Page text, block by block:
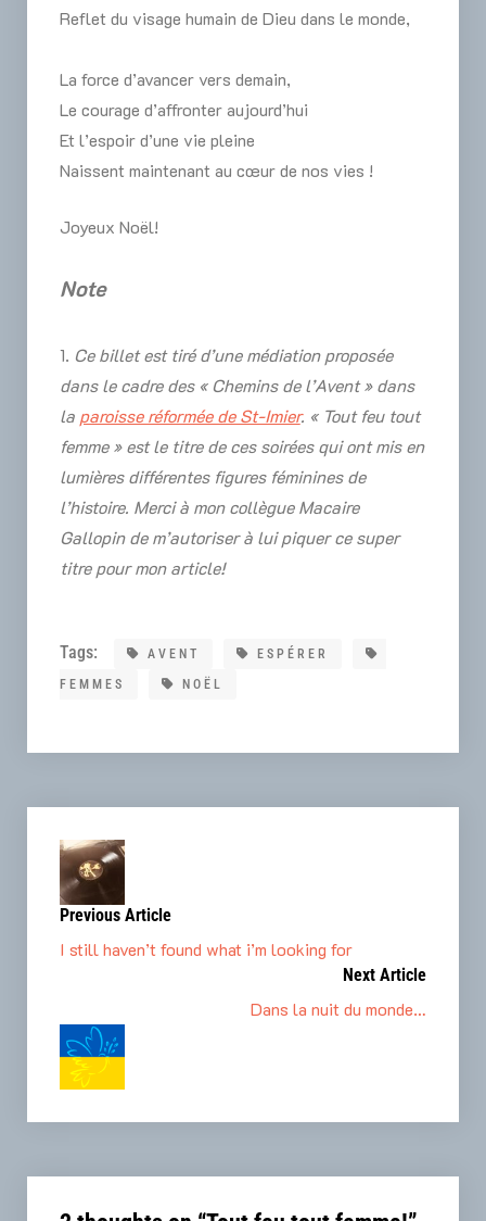
Reflet du visage humain de Dieu dans le monde,
La force d’avancer vers demain,
Le courage d’affronter aujourd’hui
Et l’espoir d’une vie pleine
Naissent maintenant au cœur de nos vies !
Joyeux Noël!
Note
1. Ce billet est tiré d’une médiation proposée
dans le cadre des « Chemins de l’Avent » dans
la paroisse réformée de St-Imier. « Tout feu tout
femme » est le titre de ces soirées qui ont mis en
lumières différentes figures féminines de
l’histoire. Merci à mon collègue Macaire
Gallopin de m’autoriser à lui piquer ce super
titre pour mon article!
Tags: AVENT
ESPÉRER
FEMMES
NOËL
Previous Article
I still haven’t found what i’m looking for
Next Article
Dans la nuit du monde…